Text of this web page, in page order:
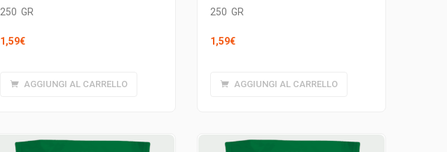
250 GR
1,59€
AGGIUNGI AL CARRELLO
250 GR
1,59€
AGGIUNGI AL CARRELLO